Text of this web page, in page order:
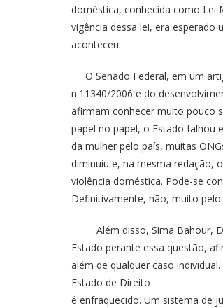
doméstica, conhecida como Lei
vigência dessa lei, era esperado
aconteceu.
O Senado Federal, em um
n.11340/2006 e do
afirmam conhecer muito pouco
papel no papel, o Estado falhou
da mulher pelo país, muitas
diminuiu e, na mesma redação,
violência doméstica. Pode-se
Definitivamente, não, muito
Além disso, Sima Bahour,
Estado perante essa questão,
além de qualquer caso
Estado de Direito
é enfraquecido. Um sistema de